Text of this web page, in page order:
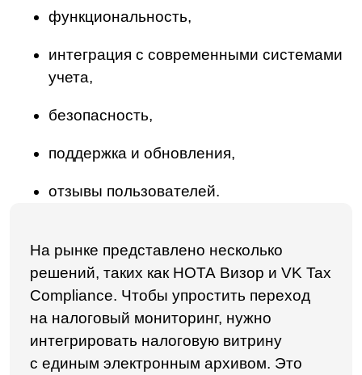
Обучение сотрудников и запуск
Подготовка команды — это важный шаг,
сотрудникам и избежать ошибок при работе
с новой системой. Рекомендуется:
провести обучающие семинары —
функционал системы и правильно
сотрудники быстро находили ответы
на возникающие вопросы;
установить каналы обратной связи для
команды — так вы будете узнавать
системы.